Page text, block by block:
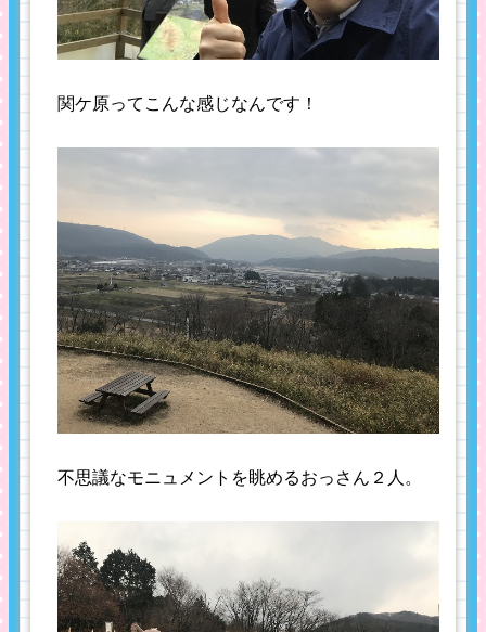
関ケ原ってこんな感じなんです！
不思議なモニュメントを眺めるおっさん２人。